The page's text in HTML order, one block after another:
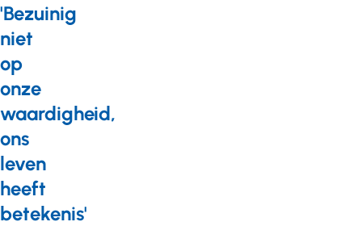
'Bezuinig
niet
op
onze
waardigheid,
ons
leven
heeft
betekenis'